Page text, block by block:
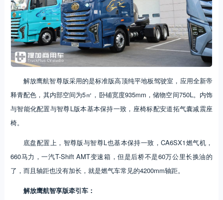
解放鹰航智尊版采用的是标准版高顶纯平地板驾驶室，应用全新帝
释青配色，其内部空间为5㎡，卧铺宽度935mm，储物空间750L。内饰
与智能化配置与智尊L版本基本保持一致，座椅标配安道拓气囊减震座
椅。
底盘配置上，智尊版与智尊L也基本保持一致，CA6SX1燃气机，
660马力，一汽T-Shift AMT变速箱，但是后桥不是60万公里长换油的
了，而且轴距也没有加长，就是燃气车常见的4200mm轴距。
解放鹰航智享版牵引车：